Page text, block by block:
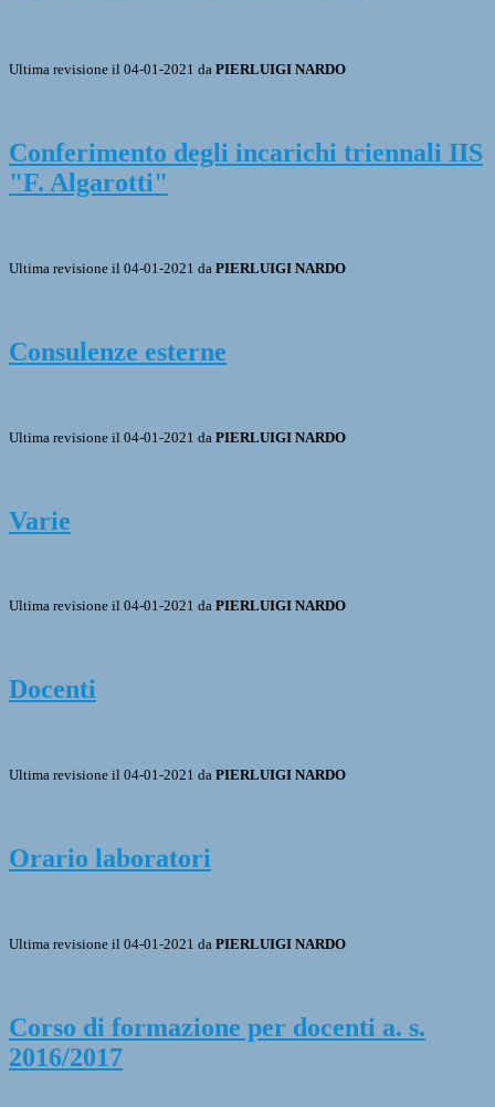
Ultima revisione il 04-01-2021 da PIERLUIGI NARDO
Conferimento degli incarichi triennali IIS
"F. Algarotti"
Ultima revisione il 04-01-2021 da PIERLUIGI NARDO
Consulenze esterne
Ultima revisione il 04-01-2021 da PIERLUIGI NARDO
Varie
Ultima revisione il 04-01-2021 da PIERLUIGI NARDO
Docenti
Ultima revisione il 04-01-2021 da PIERLUIGI NARDO
Orario laboratori
Ultima revisione il 04-01-2021 da PIERLUIGI NARDO
Corso di formazione per docenti a. s.
2016/2017